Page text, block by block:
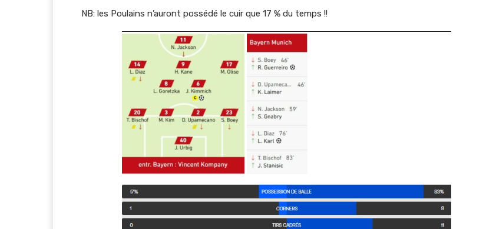
NB: les Poulains n’auront possédé le cuir que 17 % du temps !!